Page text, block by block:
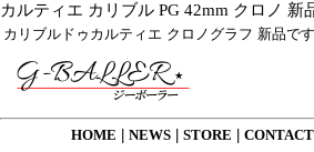
カルティエ カリブル PG 42mm クロノ 新
カリブルドゥカルティエ クロノグラフ 新品です
HOME NEWS STORE CONTACT